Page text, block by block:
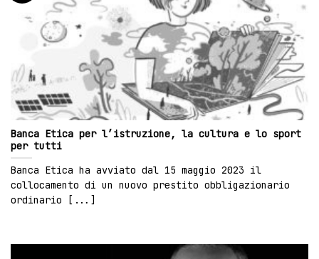
Banca Etica per l’istruzione, la cultura e lo sport
per tutti
Banca Etica ha avviato dal 15 maggio 2023 il
collocamento di un nuovo prestito obbligazionario
ordinario [...]